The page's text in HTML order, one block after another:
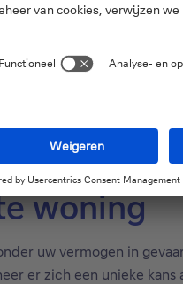
looptijd 7 jaar
procedures bij
variëren naar
vastgoed de
groot deel van de
woning
uw vermogen in
er zich een unieke